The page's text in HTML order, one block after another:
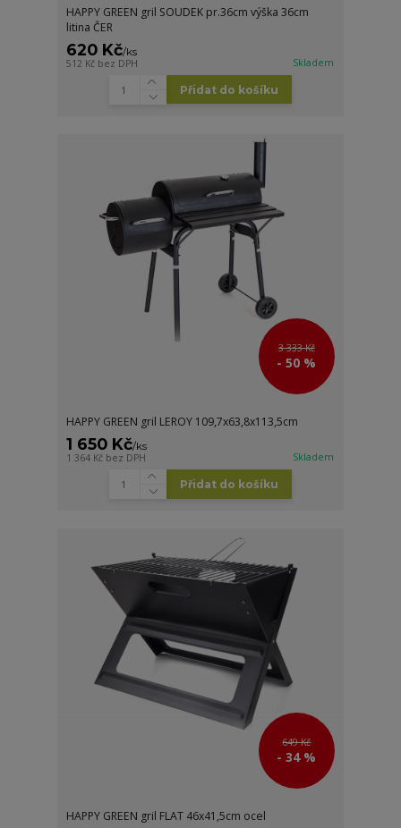
HAPPY GREEN gril SOUDEK pr.36cm výška 36cm
litina ČER
620 Kč/ks
512 Kč bez DPH Skladem
Přidat do košíku
3 333 Kč
- 50 %
HAPPY GREEN gril LEROY 109,7x63,8x113,5cm
1 650 Kč/ks
1 364 Kč bez DPH Skladem
Přidat do košíku
649 Kč
- 34 %
HAPPY GREEN gril FLAT 46x41,5cm ocel